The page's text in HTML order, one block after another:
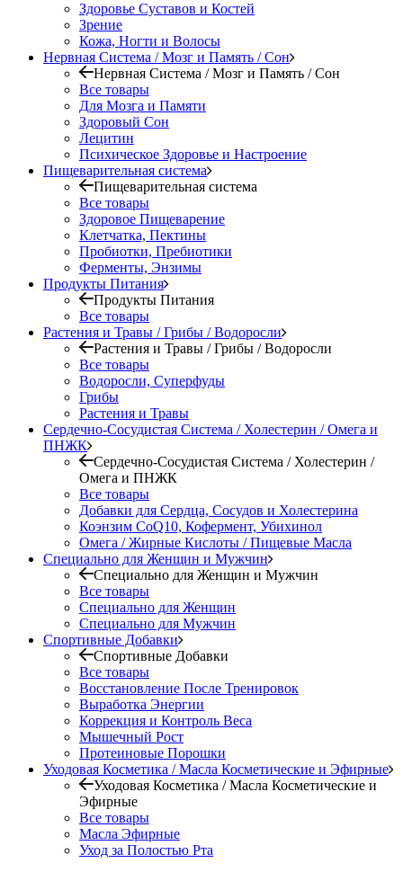
Здоровье Суставов и Костей
Зрение
Кожа, Ногти и Волосы
Нервная Система / Мозг и Память / Сон
Нервная Система / Мозг и Память / Сон
Все товары
Для Мозга и Памяти
Здоровый Сон
Лецитин
Психическое Здоровье и Настроение
Пищеварительная система
Пищеварительная система
Все товары
Здоровое Пищеварение
Клетчатка, Пектины
Пробиотки, Пребиотики
Ферменты, Энзимы
Продукты Питания
Продукты Питания
Все товары
Растения и Травы / Грибы / Водоросли
Растения и Травы / Грибы / Водоросли
Все товары
Водоросли, Суперфуды
Грибы
Растения и Травы
Сердечно-Сосудистая Система / Холестерин / Омега и
ПНЖК
Сердечно-Сосудистая Система / Холестерин /
Омега и ПНЖК
Все товары
Добавки для Сердца, Сосудов и Холестерина
Коэнзим CoQ10, Кофермент, Убихинол
Омега / Жирные Кислоты / Пищевые Масла
Специально для Женщин и Мужчин
Специально для Женщин и Мужчин
Все товары
Специально для Женщин
Специально для Мужчин
Спортивные Добавки
Спортивные Добавки
Все товары
Восстановление После Тренировок
Выработка Энергии
Коррекция и Контроль Веса
Мышечный Рост
Протеиновые Порошки
Уходовая Косметика / Масла Косметические и Эфирные
Уходовая Косметика / Масла Косметические и
Эфирные
Все товары
Масла Эфирные
Уход за Полостью Рта